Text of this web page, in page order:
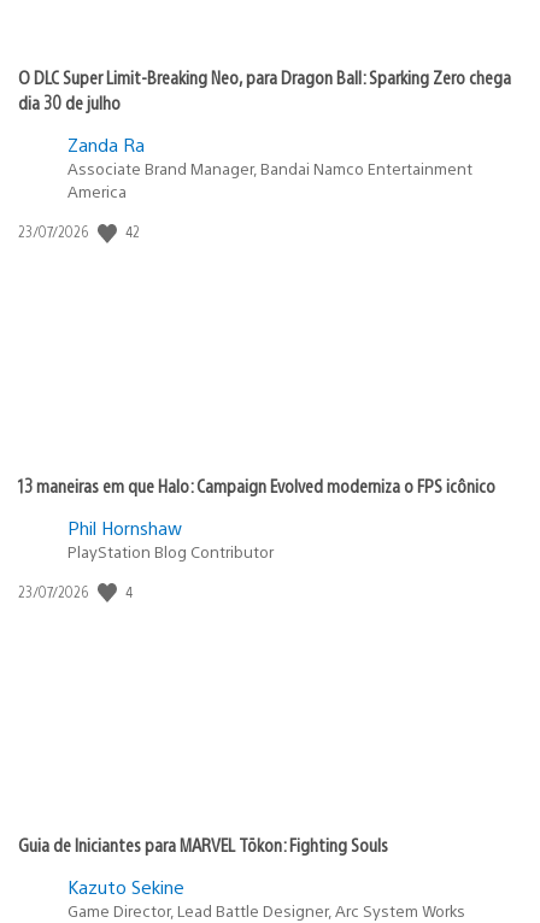
O DLC Super Limit-Breaking Neo, para Dragon Ball: Sparking Zero chega
dia 30 de julho
Zanda Ra
Associate Brand Manager, Bandai Namco Entertainment
America
Data
23/07/2026 42
13 maneiras em que Halo: Campaign Evolved moderniza o FPS icônico
Phil Hornshaw
PlayStation Blog Contributor
Data
23/07/2026 4
Guia de Iniciantes para MARVEL Tōkon: Fighting Souls
Kazuto Sekine
Game Director, Lead Battle Designer, Arc System Works